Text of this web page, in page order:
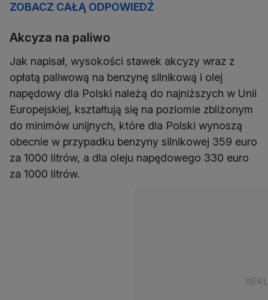
ZOBACZ CAŁĄ ODPOWIEDŹ
Akcyza na paliwo
Jak napisał, wysokości stawek akcyzy wraz z
opłatą paliwową na benzynę silnikową i olej
napędowy dla Polski należą do najniższych w Unii
Europejskiej, kształtują się na poziomie zbliżonym
do minimów unijnych, które dla Polski wynoszą
obecnie w przypadku benzyny silnikowej 359 euro
za 1000 litrów, a dla oleju napędowego 330 euro
za 1000 litrów.